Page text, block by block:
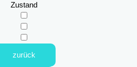
Zustand
zurück